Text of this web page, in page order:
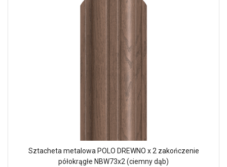
Sztacheta metalowa POLO DREWNO x 2 zakończenie
półokrągłe NBW73x2 (ciemny dąb)